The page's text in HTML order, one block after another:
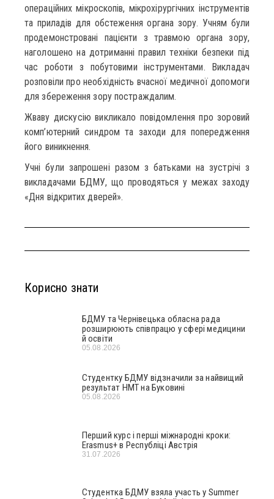
операційних мікроскопів, мікрохірургічних інструментів
та приладів для обстеження органа зору. Учням були
продемонстровані пацієнти з травмою органа зору,
наголошено на дотриманні правил техніки безпеки під
час роботи з побутовими інструментами. Викладач
розповіли про необхідність вчасної медичної допомоги
для збереження зору постраждалим.
Жваву дискусію викликало повідомлення про зоровий
комп’ютерний синдром та заходи для попередження
його виникнення.
Учні були запрошені разом з батьками на зустрічі з
викладачами БДМУ, що проводяться у межах заходу
«Дня відкритих дверей».
Корисно знати
БДМУ та Чернівецька обласна рада
розширюють співпрацю у сфері медицини
й освіти
05.08.2026
Студентку БДМУ відзначили за найвищий
результат НМТ на Буковині
05.08.2026
Перший курс і перші міжнародні кроки:
Erasmus+ в Республіці Австрія
31.07.2026
Студентка БДМУ взяла участь у Summer